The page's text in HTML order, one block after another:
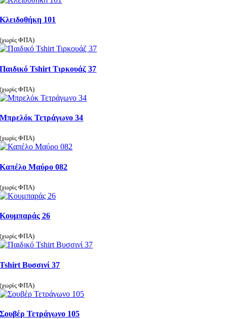
Κλειδοθήκη 101
(χωρίς ΦΠΑ)
Παιδικό Tshirt Τιρκουάζ 37
(χωρίς ΦΠΑ)
Μπρελόκ Τετράγωνο 34
(χωρίς ΦΠΑ)
Καπέλο Μαύρο 082
(χωρίς ΦΠΑ)
Κουμπαράς 26
(χωρίς ΦΠΑ)
Tshirt Βυσσινί 37
(χωρίς ΦΠΑ)
Σουβέρ Τετράγωνο 105